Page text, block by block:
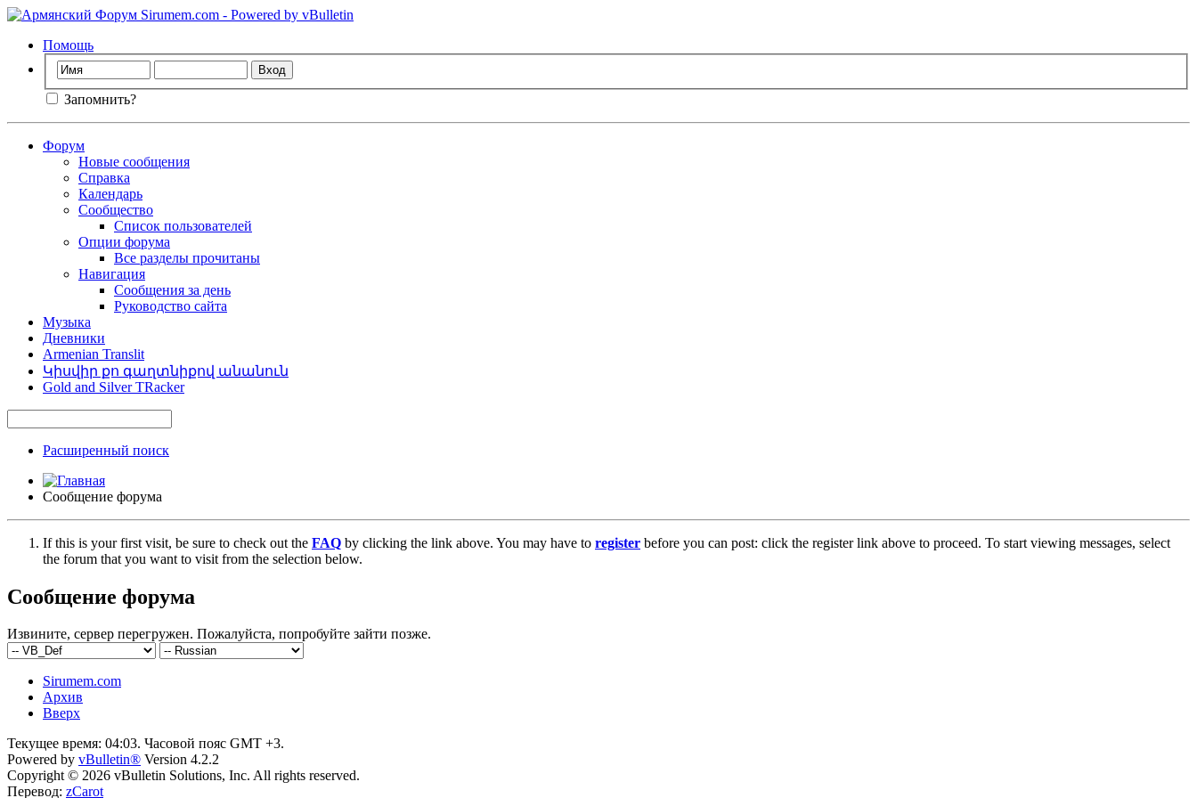
Помощь
Запомнить?
Форум
Новые сообщения
Справка
Календарь
Сообщество
Список пользователей
Опции форума
Все разделы прочитаны
Навигация
Сообщения за день
Руководство сайта
Музыка
Дневники
Armenian Translit
Կիսվիր քո գաղտնիքով անանուն
Gold and Silver TRacker
Расширенный поиск
Сообщение форума
If this is your first visit, be sure to check out the FAQ by clicking the link above. You may have to register before you can post: click the register link above to proceed. To start viewing messages, select
the forum that you want to visit from the selection below.
Сообщение форума
Извините, сервер перегружен. Пожалуйста, попробуйте зайти позже.
Sirumem.com
Архив
Вверх
Текущее время: 04:03. Часовой пояс GMT +3.
Powered by vBulletin® Version 4.2.2
Copyright © 2026 vBulletin Solutions, Inc. All rights reserved.
Перевод: zCarot